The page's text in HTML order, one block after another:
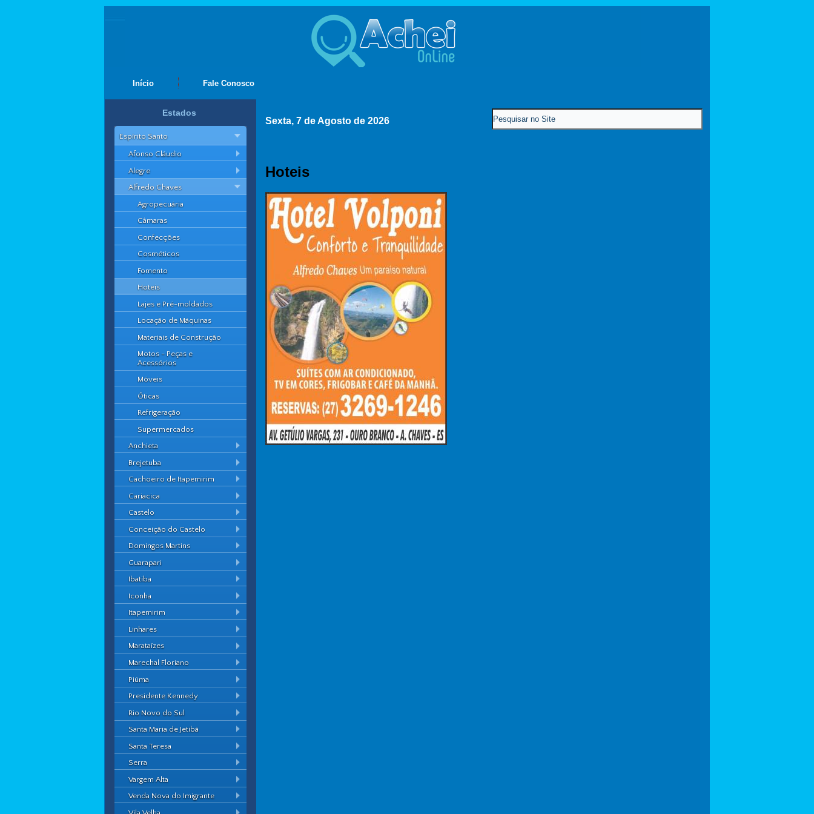
Início Fale Conosco
Estados
Espírito Santo
Afonso Cláudio
Alegre
Alfredo Chaves
Agropecuária
Câmaras
Confecções
Cosméticos
Fomento
Hoteis
Lajes e Pré-moldados
Locação de Máquinas
Materiais de Construção
Motos - Peças e
Acessórios
Móveis
Óticas
Refrigeração
Supermercados
Anchieta
Brejetuba
Cachoeiro de Itapemirim
Cariacica
Castelo
Conceição do Castelo
Domingos Martins
Guarapari
Ibatiba
Iconha
Itapemirim
Linhares
Marataízes
Marechal Floriano
Piúma
Presidente Kennedy
Rio Novo do Sul
Santa Maria de Jetibá
Santa Teresa
Serra
Vargem Alta
Venda Nova do Imigrante
Sexta, 7 de Agosto de 2026
Hoteis